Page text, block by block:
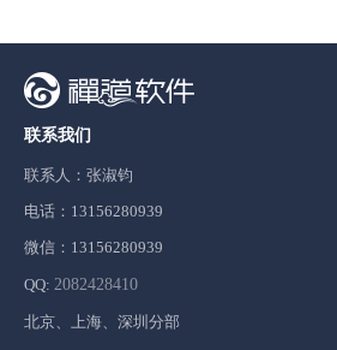
联系我们
联系人：张淑钧
电话：13156280939
微信：13156280939
QQ: 2082428410
北京、上海、深圳分部